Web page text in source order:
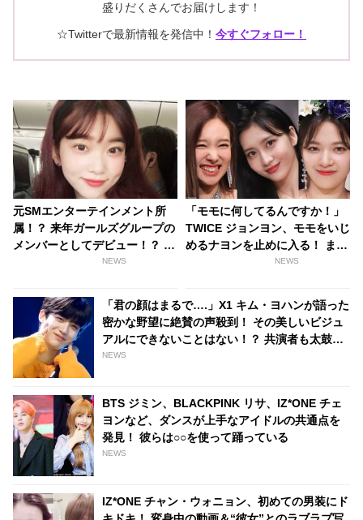
盛りだくさんでお届けします！
☆Twitterで最新情報を発信中！ 今すぐフォロー！
元SMエンターテインメント所
属！？ 来年ガールズグループの
メンバーとしてデビュー！？ ネ
チズンからの注目度が急上昇中
NEWS
「モモに何してるんですか！」
TWICE ジョンヨン、モモをいじ
めるナヨンを止めに入る！ まさ
か喧嘩・・？ と思いきや意外な
NEWS
「君の顔はまるで….」X1 キム・ヨハンが語った
密かな野望に絶賛の声殺到！ その美しいビジュ
アルにできないことはない！？ 共演者も太鼓判
を押すヨハンの夢とは
NEWS
BTS ジミン、BLACKPINK リサ、IZ*ONE チェ
ヨンなど、ダンスが上手なアイドルの共通点を
発見！ 彼らは○○を使って踊っている
NEWS
IZ*ONE チャン・ウォニョン、初めての男装にド